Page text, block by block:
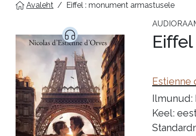
Avaleht / Eiffel : monument armastusele
Estienne
Ilmunud:
Keel: